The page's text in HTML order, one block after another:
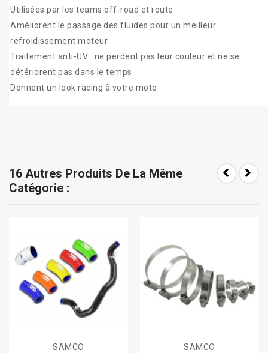
Utilisées par les teams off-road et route
Améliorent le passage des fluides pour un meilleur
refroidissement moteur
Traitement anti-UV : ne perdent pas leur couleur et ne se
détériorent pas dans le temps
Donnent un look racing à votre moto
16 Autres Produits De La Même
Catégorie :
SAMCO
SAMCO